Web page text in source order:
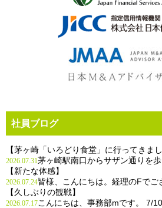
社員ブログ
【茅ヶ崎「いろどり食堂」に行ってきまし
2026.07.31茅ヶ崎駅南口からサザン通りを
【新たな体感】
2026.07.24皆様、こんにちは。経理のFでご
【久しぶりの観戦】
2026.07.17こんにちは、事務部mです。 7/